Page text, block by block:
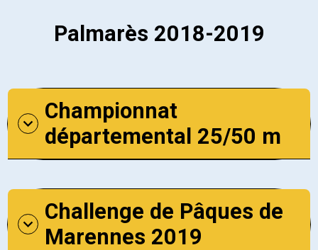
Palmarès 2018-2019
Championnat
départemental 25/50 m
Challenge de Pâques de
Marennes 2019